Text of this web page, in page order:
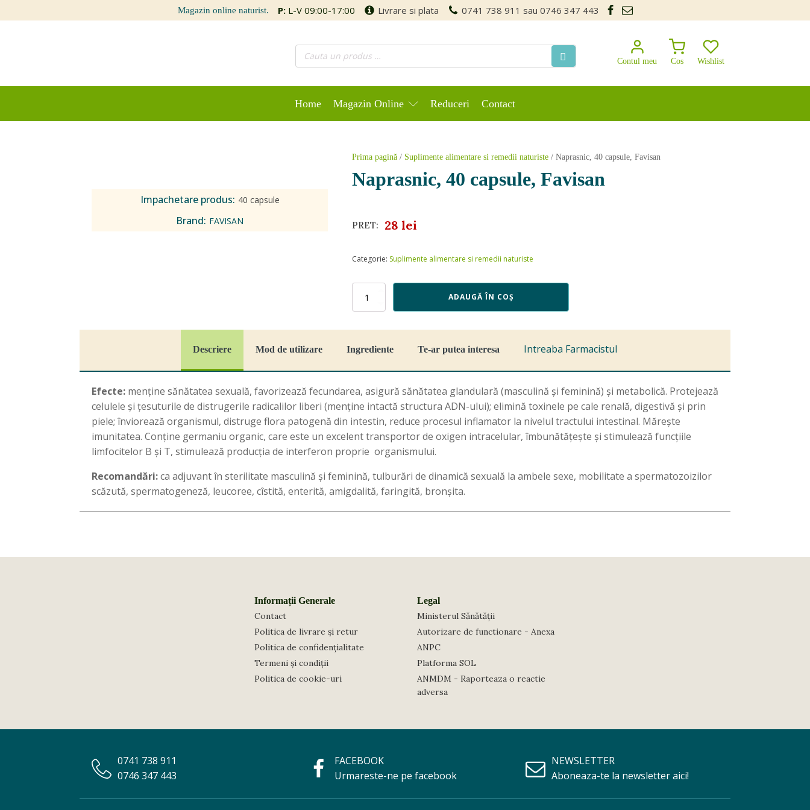
Magazin online naturist. P:L-V 09:00-17:00 Livrare si plata 0741 738 911 sau 0746 347 443
Contul meu Cos Wishlist
Home Magazin Online Reduceri Contact
Impachetare produs: 40 capsule
Brand: FAVISAN
Prima pagină / Suplimente alimentare si remedii naturiste / Naprasnic, 40 capsule, Favisan
Naprasnic, 40 capsule, Favisan
PRET: 28 lei
Categorie: Suplimente alimentare si remedii naturiste
Cantitate
capsule,
ADAUGĂ ÎN COȘ
Descriere Mod de utilizare Ingrediente Te-ar putea interesa Intreaba Farmacistul
Efecte: menține sănătatea sexuală, favorizează fecundarea, asigură sănătatea glandulară (masculină și feminină) și metabolică. Protejează
celulele și țesuturile de distrugerile radicalilor liberi (menține intactă structura ADN-ului); elimină toxinele pe cale renală, digestivă și prin
piele; înviorează organismul, distruge flora patogenă din intestin, reduce procesul inflamator la nivelul tractului intestinal. Mărește
imunitatea. Conține germaniu organic, care este un excelent transportor de oxigen intracelular, îmbunătățește și stimulează funcțiile
limfocitelor B și T, stimulează producția de interferon proprie organismului.
Recomandări:ca adjuvant în sterilitate masculină și feminină, tulburări de dinamică sexuală la ambele sexe, mobilitate a spermatozoizilor
scăzută, spermatogeneză, leucoree, cîstită, enterită, amigdalită, faringită, bronșita.
Informații Generale
Contact
Politica de livrare și retur
Politica de confidențialitate
Termeni și condiții
Politica de cookie-uri
Legal
Ministerul Sănătății
Autorizare de functionare - Anexa
ANPC
Platforma SOL
ANMDM - Raporteaza o reactie
adversa
0741 738 911
0746 347 443
FACEBOOK
Urmareste-ne pe facebook
NEWSLETTER
Aboneaza-te la newsletter aici!